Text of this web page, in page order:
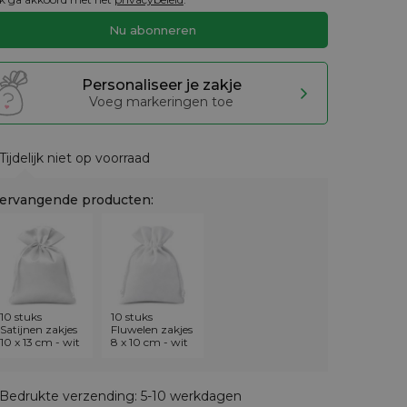
Personaliseer je zakje
Voeg markeringen toe
niet op voorraad
producten:
10 stuks
Satijnen zakjes
10 x 13 cm - wit
10 stuks
Fluwelen zakjes
8 x 10 cm - wit
verzending: 5-10 werkdagen